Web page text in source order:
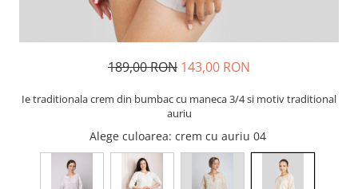
189,00 RON 143,00 RON
Ie traditionala crem din bumbac cu maneca 3/4 si motiv traditional
auriu
Alege culoarea: crem cu auriu 04